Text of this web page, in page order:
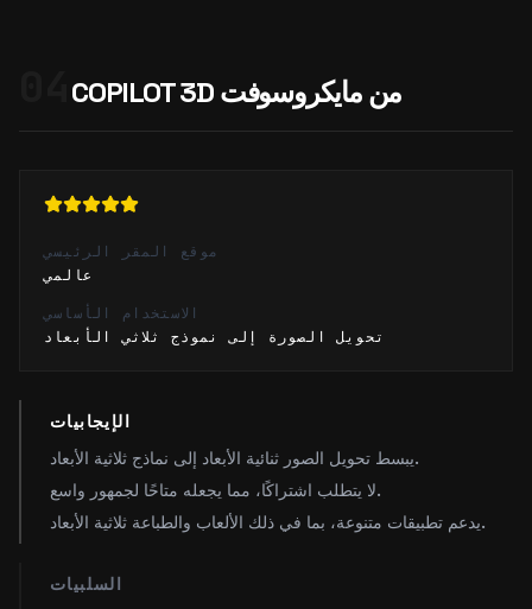
COPILOT 3D من مايكروسوفت
موقع المقر الرئيسي
عالمي
الاستخدام الأساسي
تحويل الصورة إلى نموذج ثلاثي الأبعاد
الإيجابيات
يبسط تحويل الصور ثنائية الأبعاد إلى نماذج ثلاثية الأبعاد.
لا يتطلب اشتراكًا، مما يجعله متاحًا لجمهور واسع.
يدعم تطبيقات متنوعة، بما في ذلك الألعاب والطباعة ثلاثية الأبعاد.
السلبيات